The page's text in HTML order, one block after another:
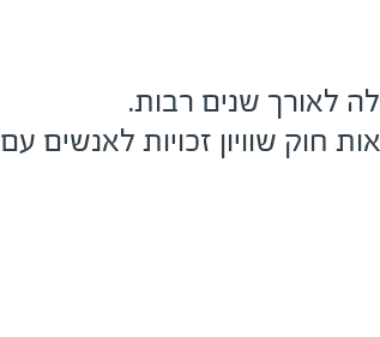
לאורך שנים רבות.
חוק שוויון זכויות לאנשים עם